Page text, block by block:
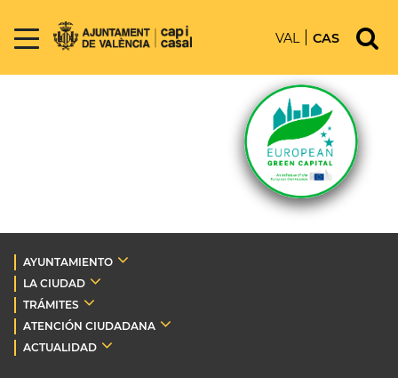
VAL CAS
AYUNTAMIENTO
LA CIUDAD
TRÁMITES
ATENCIÓN CIUDADANA
ACTUALIDAD